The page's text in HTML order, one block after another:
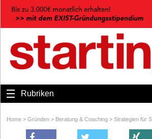
Rubriken
Home > Gründen > Beratung & Coaching > Strategien für